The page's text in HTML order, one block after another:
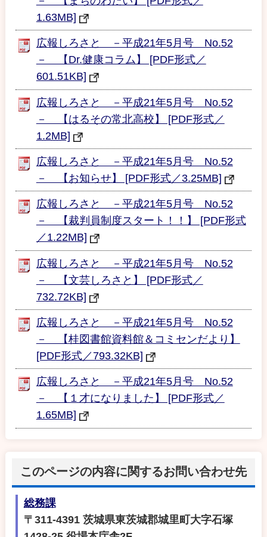
1.63MB]
広報しろさと －平成21年5月号 No.52
－ 【Dr.健康コラム】 [PDF形式／
601.51KB]
広報しろさと －平成21年5月号 No.52
－ 【はるその常北高校】 [PDF形式／
1.2MB]
広報しろさと －平成21年5月号 No.52
－ 【お知らせ】 [PDF形式／3.25MB]
広報しろさと －平成21年5月号 No.52
－ 【裁判員制度スタート！！】 [PDF形式
／1.22MB]
広報しろさと －平成21年5月号 No.52
－ 【文芸しろさと】 [PDF形式／
732.72KB]
広報しろさと －平成21年5月号 No.52
－ 【桂図書館資料館＆コミセンだより】
[PDF形式／793.32KB]
広報しろさと －平成21年5月号 No.52
－ 【１才になりました】 [PDF形式／
1.65MB]
このページの内容に関するお問い合わせ先
総務課
〒311-4391 茨城県東茨城郡城里町大字石塚